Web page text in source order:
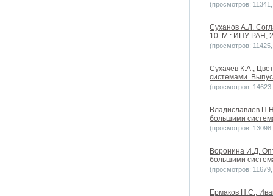
(просмотров:
Суханов А.Л.
10. М.: ИПУ РАН,
(просмотров:
Сухачев К.А.,
системами.
(просмотров:
Владиславлев
большими
(просмотров:
Воронина И.Д.
большими
(просмотров:
Ермаков Н.С.,